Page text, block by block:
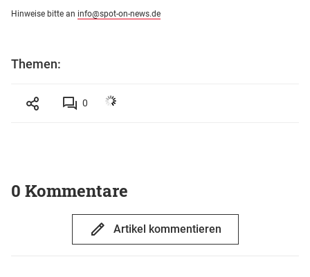
Hinweise bitte an info@spot-on-news.de
Themen:
0
0 Kommentare
Artikel kommentieren